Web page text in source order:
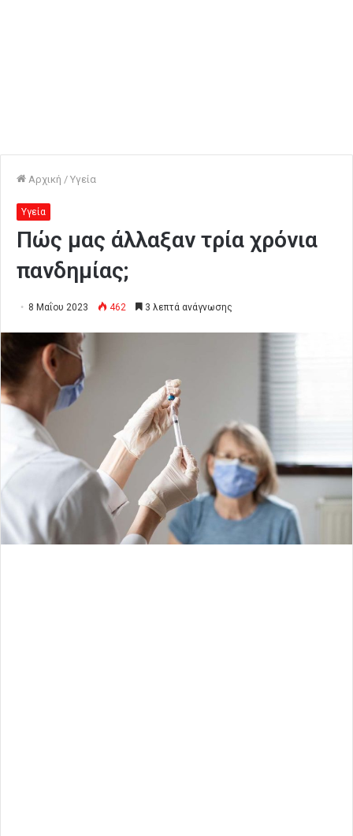
Αρχική / Υγεία
Υγεία
Πώς μας άλλαξαν τρία χρόνια
πανδημίας;
8 Μαΐου 2023 462 3 λεπτά ανάγνωσης